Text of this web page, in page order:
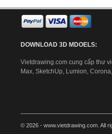
DOWNLOAD 3D MDOELS:
Vietdrawing.com cung cấp thư
Max, SketchUp, Lumion,
© 2026 - www.vietdrawing.com. All